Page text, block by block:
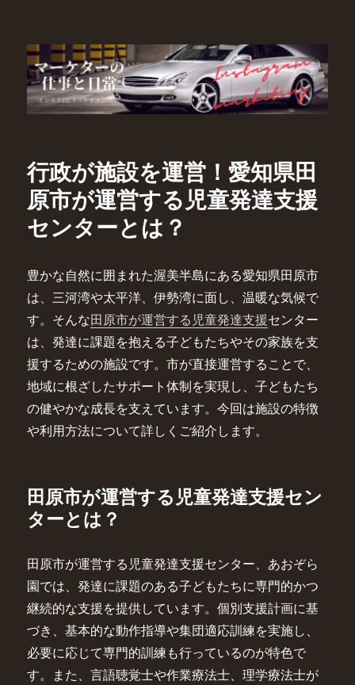
マーケターの仕事と日常
行政が施設を運営！愛知県田
原市が運営する児童発達支援
センターとは？
豊かな自然に囲まれた渥美半島にある愛知県田原市
は、三河湾や太平洋、伊勢湾に面し、温暖な気候で
す。そんな田原市が運営する児童発達支援センター
は、発達に課題を抱える子どもたちやその家族を支
援するための施設です。市が直接運営することで、
地域に根ざしたサポート体制を実現し、子どもたち
の健やかな成長を支えています。今回は施設の特徴
や利用方法について詳しくご紹介します。
田原市が運営する児童発達支援セン
ターとは？
田原市が運営する児童発達支援センター、あおぞら
園では、発達に課題のある子どもたちに専門的かつ
継続的な支援を提供しています。個別支援計画に基
づき、基本的な動作指導や集団適応訓練を実施し、
必要に応じて専門的訓練も行っているのが特色で
す。また、言語聴覚士や作業療法士、理学療法士が